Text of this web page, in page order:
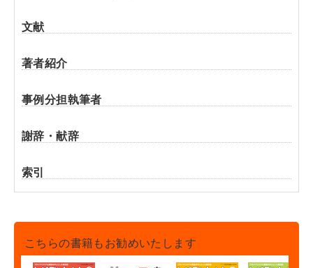
文献
著者紹介
事例分担執筆者
謝辞・献辞
索引
こちらの書籍もお勧めいたします